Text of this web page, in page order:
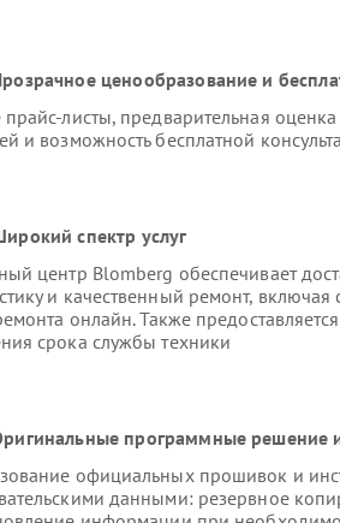
ценообразование и
листы, предварительная
и возможность бесплатной
спектр услуг
центр Blomberg обеспечивает
и качественный ремонт,
онлайн. Также
срока службы техники
программные решение
официальных прошивок и
данными: резервное